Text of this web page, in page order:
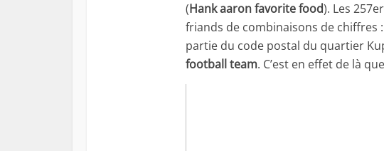
(Hank aaron favorite food). Les
friands de combinaisons de chiffres
partie du code postal du quartier
football team. C’est en effet de là